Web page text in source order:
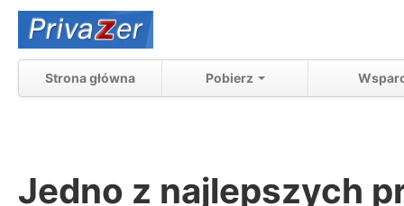
Strona główna Pobierz
Jedno z najlepszych